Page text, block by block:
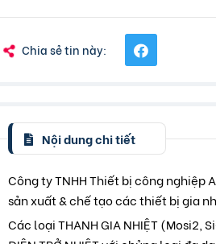
Chia sẻ tin này:
Nội dung chi tiết
Công ty TNHH Thiết bị công nghiệp
sản xuất & chế tạo các thiết bị gia
Các loại THANH GIA NHIỆT (Mosi2,